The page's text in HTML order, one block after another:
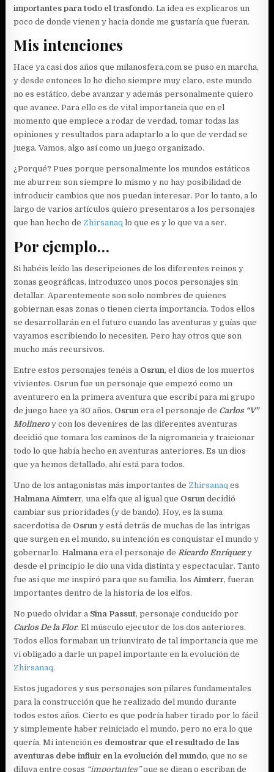
importantes para todo el trasfondo. La idea es explicaros un
poco de donde vienen y hacia donde me gustaría que fueran.
Mis intenciones
Hace ya casi dos años que milanosfera.com se puso en marcha,
y desde entonces lo he dicho siempre muy claro, este mundo
no es estático, debe avanzar y además personalmente quiero
que avance. Para ello es de vital importancia que en el
momento que empiece a rodar de verdad, tomar todas las
opiniones y resultados para adaptarlo a lo que de verdad se
juega. Vamos, algo así como un juego organizado.
¿Porqué? Pues porque personalmente los mundos estáticos
me aburren: son siempre lo mismo y no hay posibilidad de
introducir cambios que nos puedan interesar. Por lo tanto, a lo
largo de varios artículos quiero presentaros a los personajes
que han hecho de Zhirsanaqlo que es y lo que va a ser.
Por ejemplo…
Si habéis leído las descripciones de los diferentes reinos y
zonas geográficas, introduzco unos pocos personajes sin
detallar. Aparentemente son solo nombres de quienes
gobiernan esas zonas o tienen cierta importancia. Todos ellos
se desarrollarán en el futuro cuando las aventuras y guías que
vayamos escribiendo lo necesiten. Pero hay otros que son
mucho más recursivos.
Entre estos personajes tenéis a Osrun, el dios de los muertos
vivientes. Osrun fue un personaje que empezó como un
aventurero en la primera aventura que escribí para mi grupo
de juego hace ya 30 años. Osrunera el personaje de Carlos “V”
Molineroy con los devenires de las diferentes aventuras
decidió que tomara los caminos de la nigromancia y traicionar
todo lo que había hecho en aventuras anteriores. Es un dios
que ya hemos detallado, ahí está para todos.
Uno de los antagonistas más importantes de Zhirsanaqes
Halmana Aimterr, una elfa que al igual que Osrundecidió
cambiar sus prioridades (y de bando). Hoy, es la suma
sacerdotisa de Osruny está detrás de muchas de las intrigas
que surgen en el mundo, su intención es conquistar el mundo y
gobernarlo. Halmanaera el personaje deRicardo Enríquezy
desde el principio le dio una vida distinta y espectacular. Tanto
fue así que me inspiró para que su familia, losAimterr, fueran
importantes dentro de la historia de los elfos.
No puedo olvidar a Sina Passut, personaje conducido por
Carlos De la Flor. El músculo ejecutor de los dos anteriores.
Todos ellos formaban un triunvirato de tal importancia que me
vi obligado a darle un papel importante en la evolución de
Zhirsanaq.
Estos jugadores y sus personajes son pilares fundamentales
para la construcción que he realizado del mundo durante
todos estos años. Cierto es que podría haber tirado por lo fácil
y simplemente haber reiniciado el mundo, pero no era lo que
quería. Mi intención es demostrar que el resultado de las
aventuras debe influir en la evolución del mundo, que no se
diluya entre cosas “importantes”que se digan o escriban de